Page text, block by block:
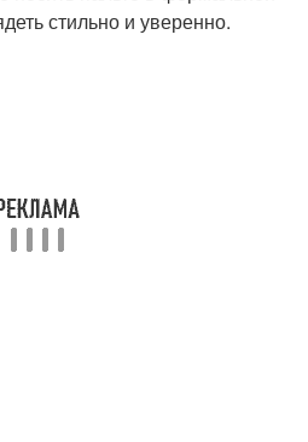
стильно и уверенно.